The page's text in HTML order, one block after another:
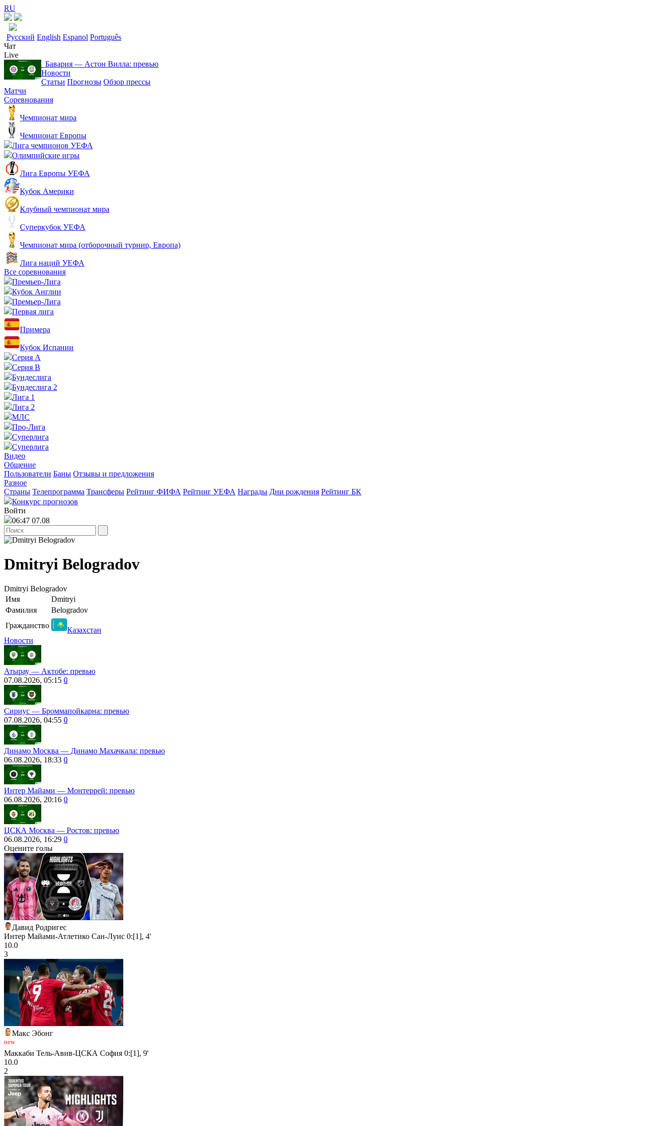
RU
Русский English Espanol Português
Чат
Live
Бавария ― Астон Вилла: превью
Новости
Статьи Прогнозы Обзор прессы
Матчи
Соревнования
Чемпионат мира
Чемпионат Европы
Лига чемпионов УЕФА
Олимпийские игры
Лига Европы УЕФА
Кубок Америки
Клубный чемпионат мира
Суперкубок УЕФА
Чемпионат мира (отборочный турнир, Европа)
Лига наций УЕФА
Все соревнования
Премьер-Лига
Кубок Англии
Премьер-Лига
Первая лига
Примера
Кубок Испании
Серия А
Серия B
Бундеслига
Бундеслига 2
Лига 1
Лига 2
МЛС
Про-Лига
Суперлига
Суперлига
Видео
Общение
Пользователи Баны Отзывы и предложения
Разное
Страны Телепрограмма Трансферы Рейтинг ФИФА Рейтинг УЕФА Награды Дни рождения Рейтинг БК
Конкурс прогнозов
Войти
06:47 07.08
Dmitryi Belogradov
Dmitryi Belogradov
Имя
Dmitryi
Фамилия
Belogradov
Гражданство
Казахстан
Новости
Атырау ― Актобе: превью
07.08.2026, 05:15 0
Сириус ― Броммапойкарна: превью
07.08.2026, 04:55 0
Динамо Москва ― Динамо Махачкала: превью
06.08.2026, 18:33 0
Интер Майами — Монтеррей: превью
06.08.2026, 20:16 0
ЦСКА Москва ― Ростов: превью
06.08.2026, 16:29 0
Оцените голы
Давид Родригес
Интер Майами-Атлетико Сан-Луис 0:[1], 4'
10.0
3
Макс Эбонг
new
Маккаби Тель-Авив-ЦСКА София 0:[1], 9'
10.0
2